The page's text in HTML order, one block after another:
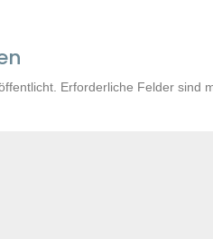
Erforderliche Felder sind